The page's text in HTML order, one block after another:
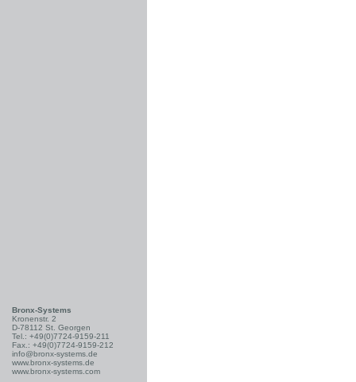
Bronx-Systems
Kronenstr. 2
D-78112 St. Georgen
Tel.: +49(0)7724-9159-211
Fax.: +49(0)7724-9159-212
info@bronx-systems.de
www.bronx-systems.de
www.bronx-systems.com